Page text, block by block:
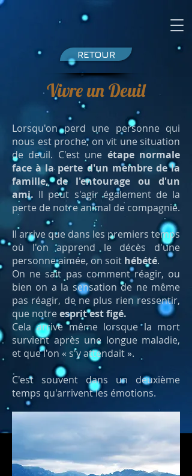
RETOUR
Vivre un Deuil
Lorsqu'on perd une personne qui
nous est proche, on vit une situation
de deuil. C'est une étape normale
face à la perte d'un membre de la
famille, de l'entourage ou d'un
ami. Il peut s'agir également de la
perte de notre animal de compagnie.
Il arrive que dans les premiers temps
où l'on apprend le décès d'une
personne aimée, on soit hébété.
On ne sait pas comment réagir, ou
bien on a la sensation de ne même
pas réagir, de ne plus rien ressentir,
que notreesprit est figé.
Cela arrive même lorsque la mort
survient après une longue maladie,
et que l'on « s'y attendait ».
C'est souvent dans un deuxième
temps qu'arrivent les émotions.